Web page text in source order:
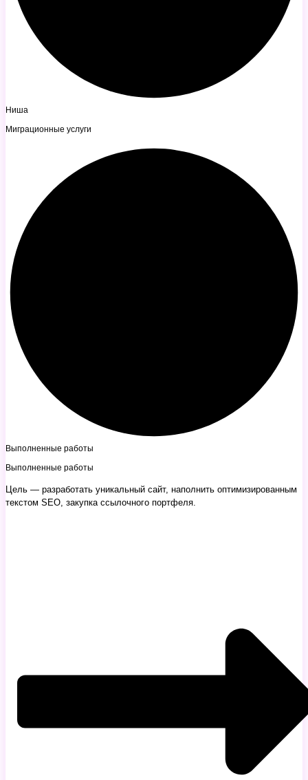
Ниша
Миграционные услуги
Выполненные работы
Выполненные работы
Цель — разработать уникальный сайт, наполнить оптимизированным
текстом SEO, закупка ссылочного портфеля.